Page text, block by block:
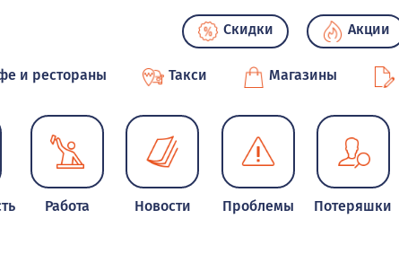
Скидки Акции
и рестораны Такси Магазины
Работа Новости Проблемы Потеряшки